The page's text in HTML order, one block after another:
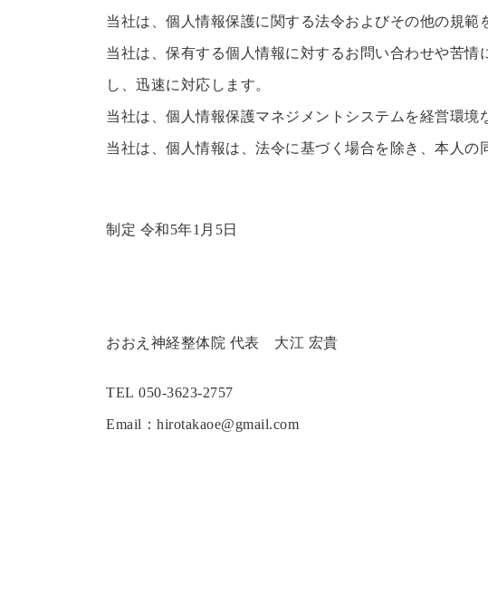
当社は、個人情報保護に関する法令およびその他の規範
当社は、保有する個人情報に対するお問い合わせや苦
し、迅速に対応します。
当社は、個人情報保護マネジメントシステムを経営環境
当社は、個人情報は、法令に基づく場合を除き、本人の
制定 令和5年1月5日
おおえ神経整体院 代表 大江 宏貴
TEL 050-3623-2757
Email：hirotakaoe@gmail.com